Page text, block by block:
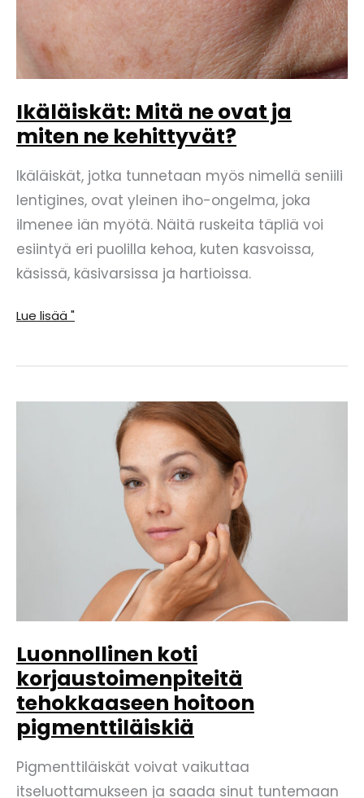
Ikäläiskät: Mitä ne ovat ja
miten ne kehittyvät?
Ikäläiskät, jotka tunnetaan myös nimellä seniili
lentigines, ovat yleinen iho-ongelma, joka
ilmenee iän myötä. Näitä ruskeita täpliä voi
esiintyä eri puolilla kehoa, kuten kasvoissa,
käsissä, käsivarsissa ja hartioissa.
Ikäläiskät:
ne
Lue lisää "
Luonnollinen koti
korjaustoimenpiteitä
tehokkaaseen hoitoon
pigmenttiläiskiä
Pigmenttiläiskät voivat vaikuttaa
itseluottamukseen ja saada sinut tuntemaan